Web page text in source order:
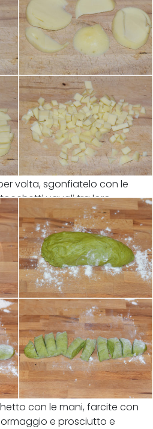
volta, sgonfiatelo con le
uguali tra loro.
con le mani, farcite con
e prosciutto e